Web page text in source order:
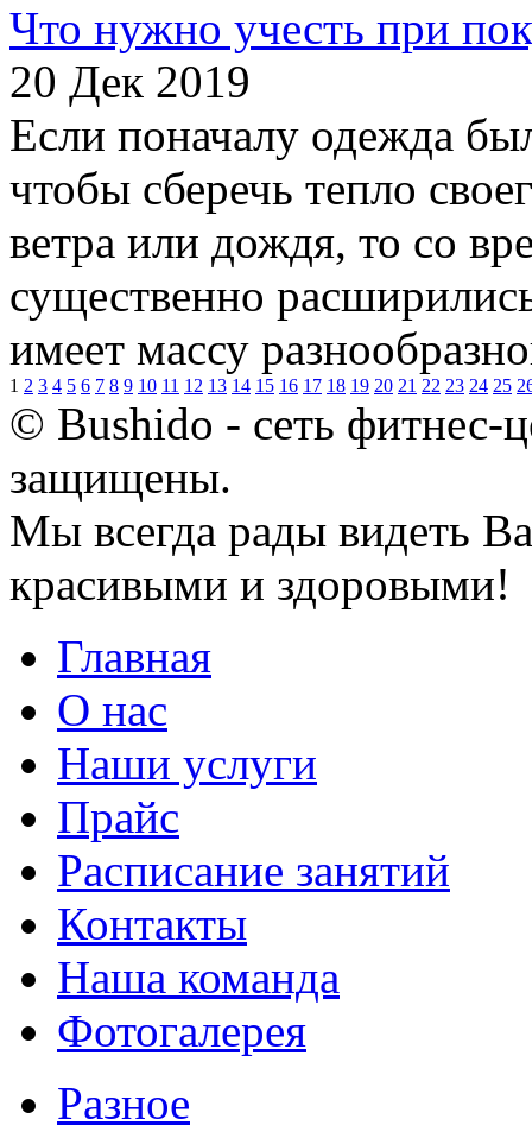
Что нужно учесть при
20 Дек 2019
Если поначалу одежда
чтобы сберечь тепло
ветра или дождя, то со
существенно
имеет массу
1 2 3 4 5 6 7 8 9 10 11 12 13 14 15 16 17 18 19 20 21 22 23 24 25
© Bushido - сеть фитнес-
защищены.
Мы всегда рады видеть
красивыми и здоровыми!
Главная
О нас
Наши услуги
Прайс
Расписание занятий
Контакты
Наша команда
Фотогалерея
Разное